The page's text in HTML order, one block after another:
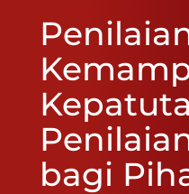
Layanan
Karir
bagi